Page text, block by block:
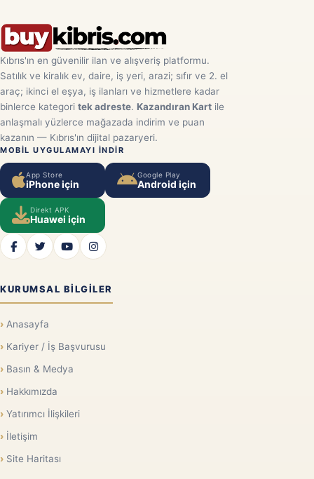
Kıbrıs'ın en güvenilir ilan ve alışveriş platformu.
Satılık ve kiralık ev, daire, iş yeri, arazi; sıfır ve 2. el
araç; ikinci el eşya, iş ilanları ve hizmetlere kadar
binlerce kategori tek adreste. Kazandıran Kart ile
anlaşmalı yüzlerce mağazada indirim ve puan
kazanın — Kıbrıs'ın dijital pazaryeri.
MOBIL UYGULAMAYI INDIR
App Store
iPhone için
Google Play
Android için
Direkt APK
Huawei için
KURUMSAL BILGILER
Anasayfa
Kariyer / İş Başvurusu
Basın & Medya
Hakkımızda
Yatırımcı İlişkileri
İletişim
Site Haritası